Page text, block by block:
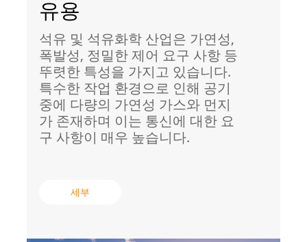
유용
석유 및 석유화학 산업은 가연성,
폭발성, 정밀한 제어 요구 사항 등
뚜렷한 특성을 가지고 있습니다.
특수한 작업 환경으로 인해 공기
중에 다량의 가연성 가스와 먼지
가 존재하며 이는 통신에 대한 요
구 사항이 매우 높습니다.
세부